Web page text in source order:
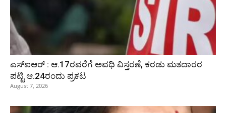
ಎಸ್‌ಐಆರ್‌ : ಆ.17ರವರೆಗೆ ಅವಧಿ ವಿಸ್ತರಣೆ, ಕರಡು ಮತದಾರರ
ಪಟ್ಟಿ ಆ.24ರಂದು ಪ್ರಕಟ
August 7, 2026